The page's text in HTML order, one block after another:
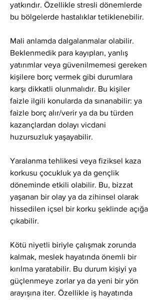
yatkındır. Özellikle stresli dönemlerde
bu bölgelerde hastalıklar tetiklenebilir.
Mali anlamda dalgalanmalar olabilir.
Beklenmedik para kayıpları, yanlış
yatırımlar veya güvenilmemesi gereken
kişilere borç vermek gibi durumlara
karşı dikkatli olunmalıdır. Bu kişiler
faizle ilgili konularda da sınanabilir: ya
faizle borç alır/verir ya da bu türden
kazançlardan dolayı vicdani
huzursuzluk yaşayabilir.
Yaralanma tehlikesi veya fiziksel kaza
korkusu çocukluk ya da gençlik
döneminde etkili olabilir. Bu, bizzat
yaşanan bir olay ya da zihinsel olarak
hissedilen içsel bir korku şeklinde açığa
çıkabilir.
Kötü niyetli biriyle çalışmak zorunda
kalmak, meslek hayatında önemli bir
kırılma yaratabilir. Bu durum kişiyi ya
güçlenmeye zorlar ya da yeni bir yön
arayışına iter. Özellikle iş hayatında